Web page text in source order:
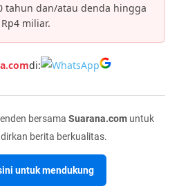
tahun dan/atau denda hingga
Rp4 miliar.
di:
bersama Suarana.comuntuk
berita berkualitas.
untuk mendukung